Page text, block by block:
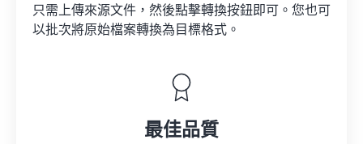
只需上傳來源文件，然後點擊轉換按鈕即可。您也可
以批次將原始檔案轉換為目標格式。
最佳品質